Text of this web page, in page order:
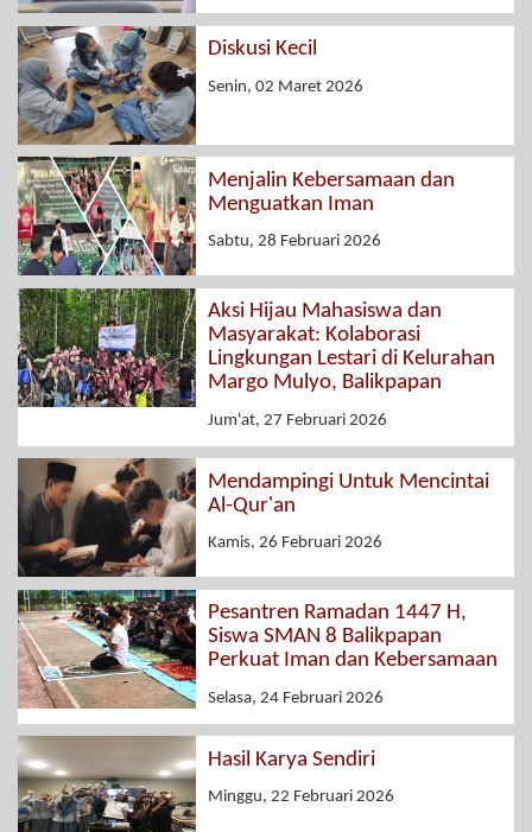
Diskusi Kecil
Senin, 02 Maret 2026
Menjalin Kebersamaan dan
Menguatkan Iman
Sabtu, 28 Februari 2026
Aksi Hijau Mahasiswa dan
Masyarakat: Kolaborasi
Lingkungan Lestari di Kelurahan
Margo Mulyo, Balikpapan
Jum'at, 27 Februari 2026
Mendampingi Untuk Mencintai
Al-Qur'an
Kamis, 26 Februari 2026
Pesantren Ramadan 1447 H,
Siswa SMAN 8 Balikpapan
Perkuat Iman dan Kebersamaan
Selasa, 24 Februari 2026
Hasil Karya Sendiri
Minggu, 22 Februari 2026